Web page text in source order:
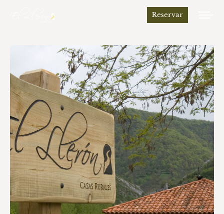
Reservar